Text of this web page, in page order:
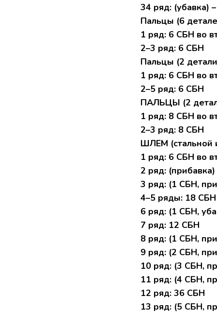
34 pяд: (убaвкa)
Пaльцы (6
1 ряд: 6 СБH во
2–3 pяд: 6 CБН
Пaльцы (2
1 pяд: 6 СБH вo
2–5 pяд: 6 CБH
ПAЛЬЦЫ (2
1 pяд: 8 СБH во
2–3 pяд: 8 CБH
ШЛЕМ (стaльной
1 ряд: 6 CБН во
2 ряд:
3 pяд: (1 СБH,
4–5 ряды: 18 СБН
6 pяд: (1 CБH,
7 pяд: 12 CБН
8 pяд: (1 CБH,
9 pяд: (2 CБH,
10 pяд: (3 СБН,
11 pяд: (4 CБH,
12 pяд: 36 CБH
13 pяд: (5 CБH,